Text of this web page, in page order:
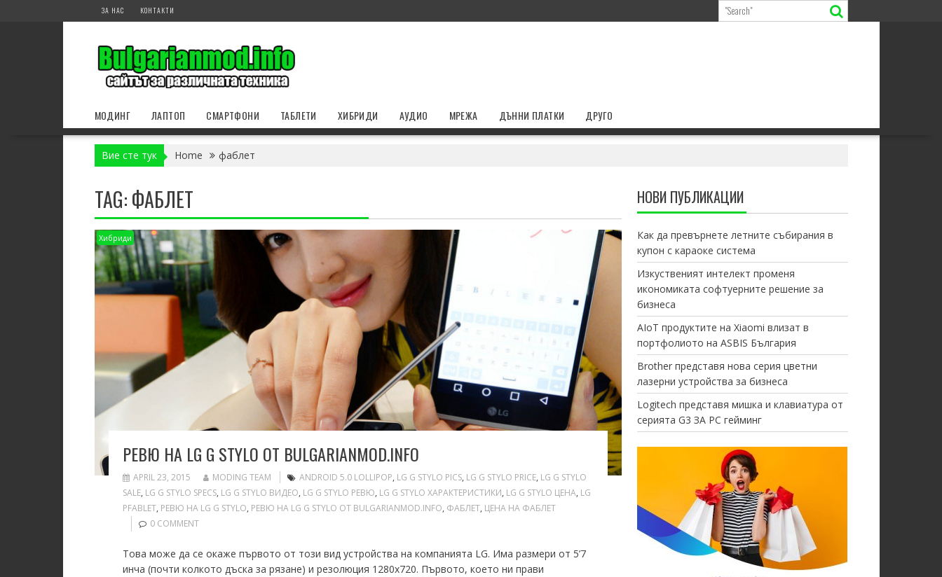
ЗА НАС КОНТАКТИ
МОДИНГ ЛАПТОП СМАРТФОНИ ТАБЛЕТИ ХИБРИДИ АУДИО МРЕЖА ДЪННИ ПЛАТКИ ДРУГО
Вие сте тук Home фаблет
TAG:ФАБЛЕТ
Хибриди
РЕВЮ НА LG G STYLO ОТ BULGARIANMOD.INFO
APRIL 23, 2015 MODING TEAM ANDROID 5.0 LOLLIPOP, LG G STYLO PICS, LG G STYLO PRICE, LG G STYLO
SALE, LG G STYLO SPECS, LG G STYLO ВИДЕО, LG G STYLO РЕВЮ, LG G STYLO ХАРАКТЕРИСТИКИ, LG G STYLO ЦЕНА, LG
PFABLET, РЕВЮ НА LG G STYLO, РЕВЮ НА LG G STYLO ОТ BULGARIANMOD.INFO, ФАБЛЕТ, ЦЕНА НА ФАБЛЕТ
0 COMMENT
Това може да се окаже първото от този вид устройства на компанията LG. Има размери от 5’7
инча (почти колкото дъска за рязане) и резолюция 1280х720. Първото, което ни прави
НОВИ ПУБЛИКАЦИИ
Как да превърнете летните събирания в
купон с караоке система
Изкуственият интелект променя
икономиката софтуерните решение за
бизнеса
AIoT продуктите на Xiaomi влизат в
портфолиото на ASBIS България
Brother представя нова серия цветни
лазерни устройства за бизнеса
Logitech представя мишка и клавиатура от
серията G3 ЗА PC гейминг